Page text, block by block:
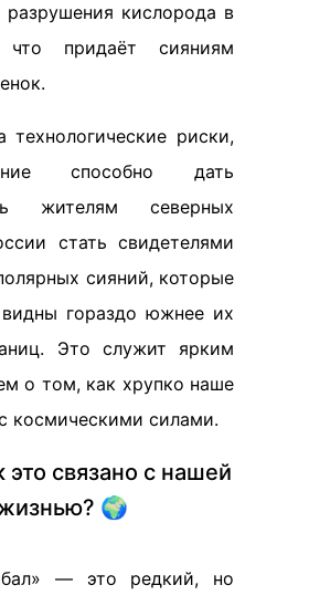
разрушения кислорода в
что придаёт сияниям
технологические риски,
способно дать
жителям северных
стать свидетелями
сияний, которые
гораздо южнее их
Это служит ярким
о том, как хрупко наше
космическими силами.
это связано с нашей
🌍
— это редкий, но